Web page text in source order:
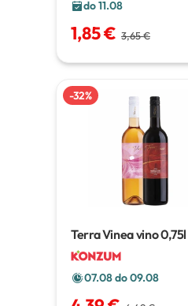
do 11.08
1,85 € 3,65 €
-32%
Terra Vinea vino0,75l
07.08 do 09.08